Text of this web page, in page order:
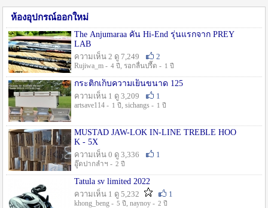
ห้องอุปกรณ์ออกใหม่
The Anjumaraa คัน Hi-End รุ่นแรกจาก PREY
LAB
ความเห็น 2 ดู 7,249
2
Rujiwa_m - 4 ปี , รอกลื่นปรื๊ด - 1 ปี
กระติกเก็บความเย็นขนาด 125
ความเห็น 1 ดู 3,209
1
artsave114 - 1 ปี , sichangs - 1 ปี
MUSTAD JAW-LOK IN-LINE TREBLE HOO
K - 5X
ความเห็น 0 ดู 3,336
1
อู๊ดปากลำฯ - 2 ปี
Tatula sv limited 2022
ความเห็น 1 ดู 5,232
1
khong_beng - 5 ปี , naynoy - 2 ปี